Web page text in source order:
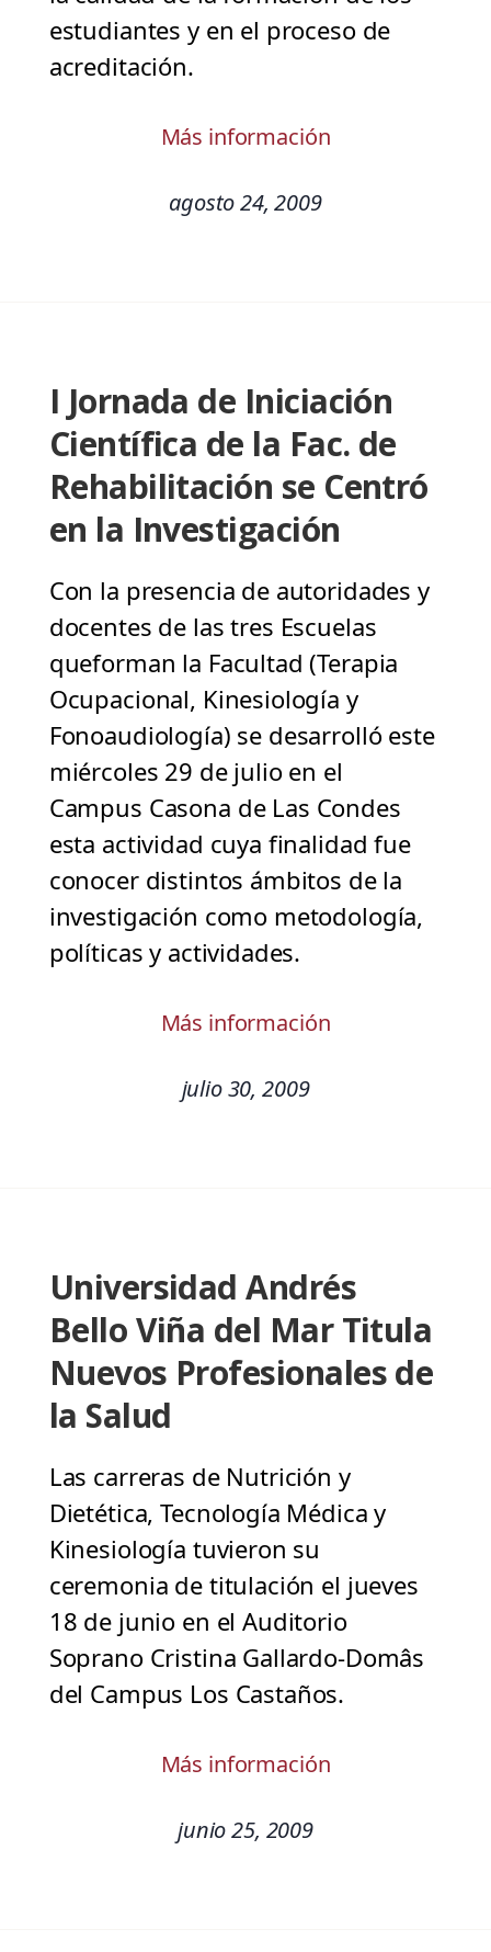
estudiantes y en el proceso de
acreditación.
Más información
agosto 24, 2009
I Jornada de Iniciación
Científica de la Fac. de
Rehabilitación se Centró
en la Investigación
Con la presencia de autoridades y
docentes de las tres Escuelas
queforman la Facultad (Terapia
Ocupacional, Kinesiología y
Fonoaudiología) se desarrolló este
miércoles 29 de julio en el
Campus Casona de Las Condes
esta actividad cuya finalidad fue
conocer distintos ámbitos de la
investigación como metodología,
políticas y actividades.
Más información
julio 30, 2009
Universidad Andrés
Bello Viña del Mar Titula
Nuevos Profesionales de
la Salud
Las carreras de Nutrición y
Dietética, Tecnología Médica y
Kinesiología tuvieron su
ceremonia de titulación el jueves
18 de junio en el Auditorio
Soprano Cristina Gallardo-Domâs
del Campus Los Castaños.
Más información
junio 25, 2009